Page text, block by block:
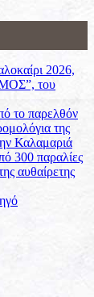
2026,
του
το παρελθόν
της
Καλαμαριά
300 παραλίες
αυθαίρετης